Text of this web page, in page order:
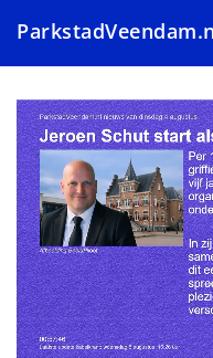
en
naar
de
inhoud
gaan